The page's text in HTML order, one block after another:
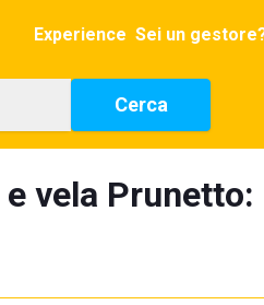
Experience Sei un
Cerca
vela Prunetto: